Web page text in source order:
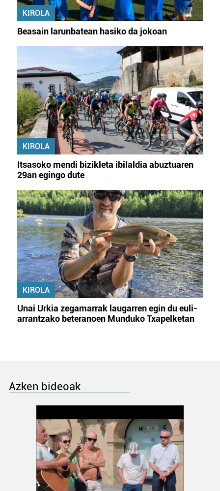
KIROLA
Beasain larunbatean hasiko da jokoan
KIROLA
Itsasoko mendi bizikleta ibilaldia abuztuaren
29an egingo dute
KIROLA
Unai Urkia zegamarrak laugarren egin du euli-
arrantzako beteranoen Munduko Txapelketan
Azken bideoak